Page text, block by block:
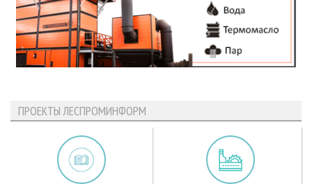
ПРОЕКТЫ ЛЕСПРОМИНФОРМ